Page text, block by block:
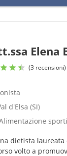
Elena
(3 recensioni)
d'Elsa (SI)
dietista laureata
volto a